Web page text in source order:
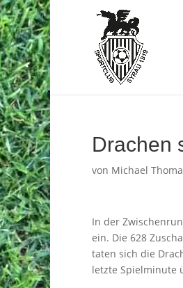
Drachen
von Michael
In der
ein. Die 628
taten sich die
letzte Spielminute